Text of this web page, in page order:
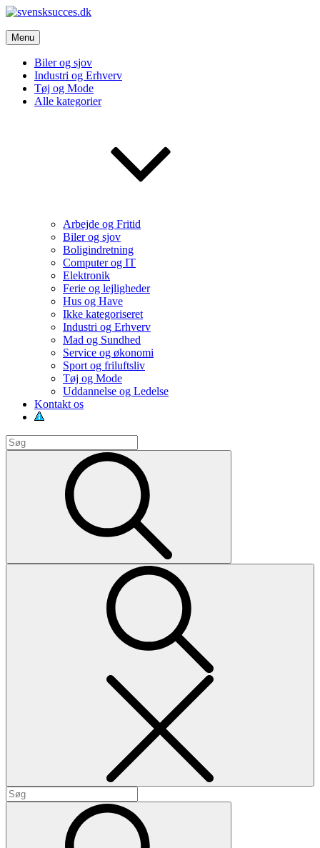
Skip
content
svensksucces.dk
Vi bringer de bedste nyheder, både fra Sverige og Danmark
Menu
Biler og sjov
Industri og Erhverv
Tøj og Mode
Alle kategorier
Arbejde og Fritid
Biler og sjov
Boligindretning
Computer og IT
Elektronik
Ferie og lejligheder
Hus og Have
Ikke kategoriseret
Industri og Erhverv
Mad og Sundhed
Service og økonomi
Sport og friluftsliv
Tøj og Mode
Uddannelse og Ledelse
Kontakt os
Search
for:
Search
for: